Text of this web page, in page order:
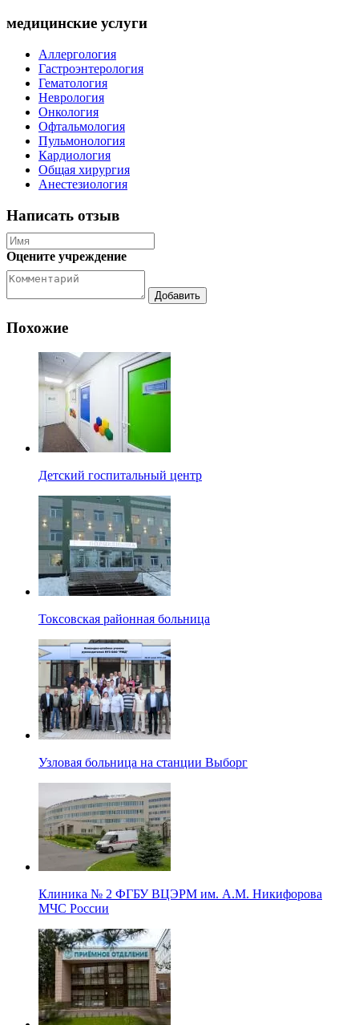
медицинские услуги
Аллергология
Гастроэнтерология
Гематология
Неврология
Онкология
Офтальмология
Пульмонология
Кардиология
Общая хирургия
Анестезиология
Написать отзыв
Оцените учреждение
Похожие
Детский госпитальный центр
Токсовская районная больница
Узловая больница на станции Выборг
Клиника № 2 ФГБУ ВЦЭРМ им. А.М. Никифорова
МЧС России